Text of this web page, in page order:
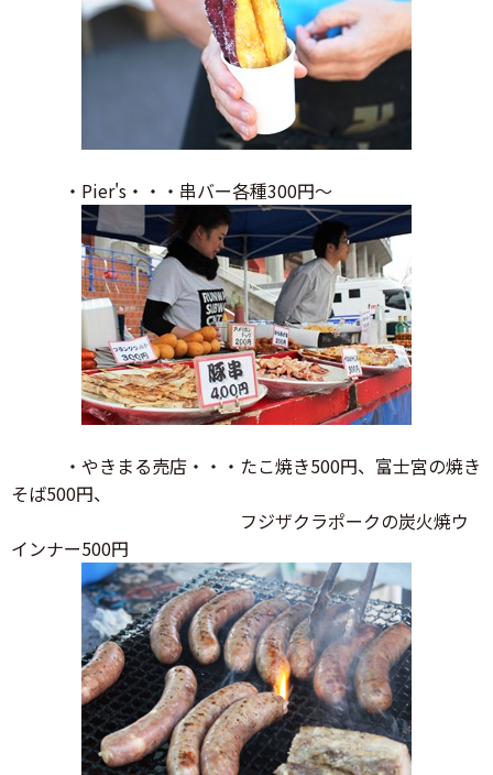
・Pier's・・・串バー各種300円～
・やきまる売店・・・たこ焼き500円、富士宮の焼き
そば500円、
フジザクラポークの炭火焼ウ
インナー500円